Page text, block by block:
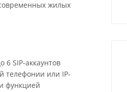
жилых
SIP-аккаунтов
телефонии или IP-
функцией